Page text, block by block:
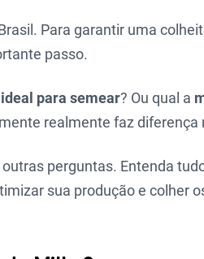
Para garantir uma
passo.
para semear? Ou qual a
realmente faz diferença
perguntas. Entenda
sua produção e colher